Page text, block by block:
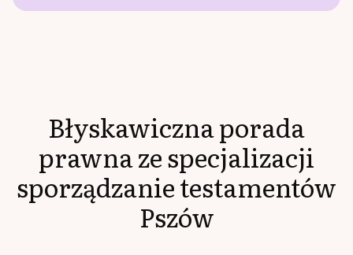
Błyskawiczna porada
prawna ze specjalizacji
sporządzanie testamentów
Pszów